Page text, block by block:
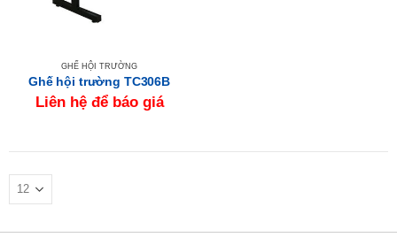
GHẾ HỘI TRƯỜNG
Ghế hội trường TC306B
Liên hệ để báo giá